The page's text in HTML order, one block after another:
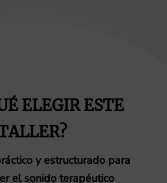
ELEGIR ESTE
y estructurado para
el sonido terapéutico